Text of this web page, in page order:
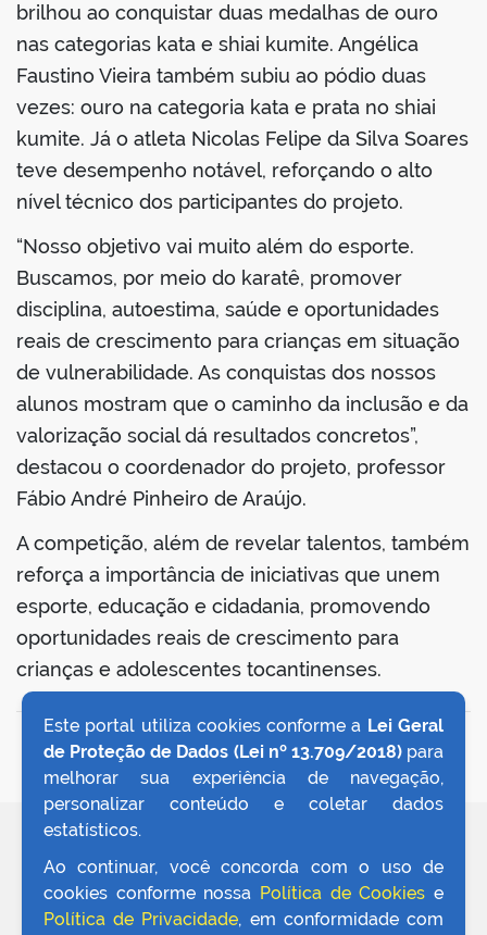
brilhou ao conquistar duas medalhas de ouro
nas categorias kata e shiai kumite. Angélica
Faustino Vieira também subiu ao pódio duas
vezes: ouro na categoria kata e prata no shiai
kumite. Já o atleta Nicolas Felipe da Silva Soares
teve desempenho notável, reforçando o alto
nível técnico dos participantes do projeto.
“Nosso objetivo vai muito além do esporte.
Buscamos, por meio do karatê, promover
disciplina, autoestima, saúde e oportunidades
reais de crescimento para crianças em situação
de vulnerabilidade. As conquistas dos nossos
alunos mostram que o caminho da inclusão e da
valorização social dá resultados concretos”,
destacou o coordenador do projeto, professor
Fábio André Pinheiro de Araújo.
A competição, além de revelar talentos, também
reforça a importância de iniciativas que unem
esporte, educação e cidadania, promovendo
oportunidades reais de crescimento para
crianças e adolescentes tocantinenses.
VOLTAR AO TOPO
Este portal utiliza cookies conforme a Lei Geral
de Proteção de Dados (Lei nº 13.709/2018)para
melhorar sua experiência de navegação,
personalizar conteúdo e coletar dados
estatísticos.
Ao continuar, você concorda com o uso de
cookies conforme nossa Política de Cookies e
Política de Privacidade, em conformidade com